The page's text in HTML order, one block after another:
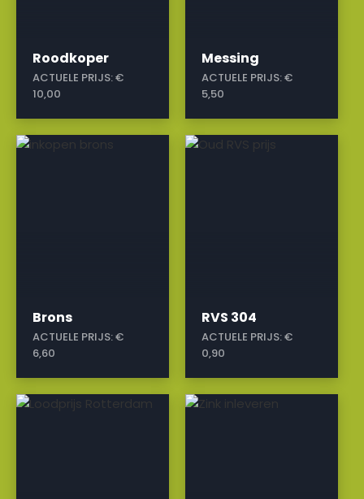
Roodkoper
ACTUELE PRIJS:€
10,00
Messing
ACTUELE PRIJS:€
5,50
Brons
ACTUELE PRIJS:€
6,60
a
RVS 304
ACTUELE PRIJS:€
0,90
a
a a